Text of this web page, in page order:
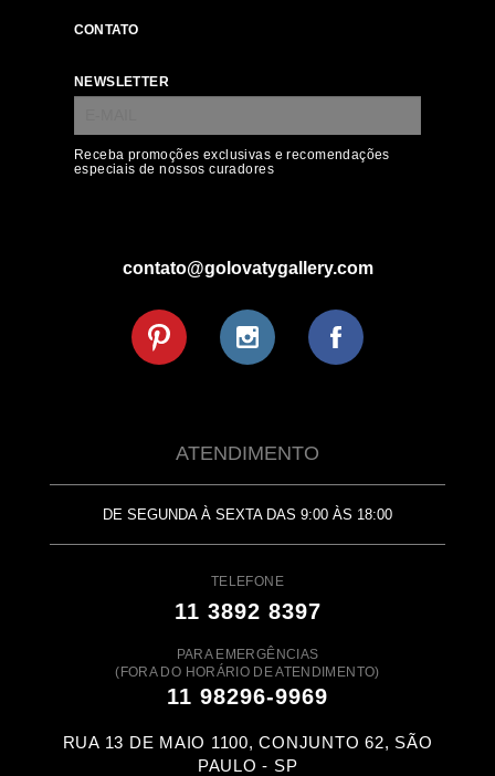
CONTATO
NEWSLETTER
Receba promoções exclusivas e recomendações
especiais de nossos curadores
contato@golovatygallery.com
ATENDIMENTO
DE SEGUNDA À SEXTA DAS 9:00 ÀS 18:00
TELEFONE
11 3892 8397
PARA EMERGÊNCIAS
(FORA DO HORÁRIO DE ATENDIMENTO)
11 98296-9969
RUA 13 DE MAIO 1100, CONJUNTO 62, SÃO
PAULO - SP